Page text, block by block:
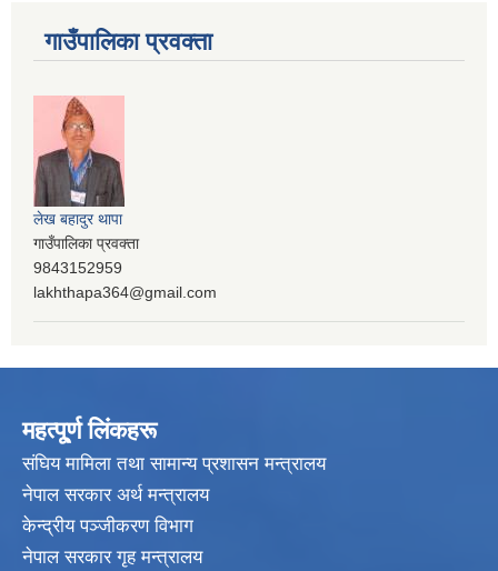
गाउँपालिका प्रवक्ता
लेख बहादुर थापा
गाउँपालिका प्रवक्ता
9843152959
lakhthapa364@gmail.com
महत्पू्र्ण लिंकहरू
संघिय मामिला तथा सामान्य प्रशासन मन्त्रालय
नेपाल सरकार अर्थ मन्त्रालय
केन्द्रीय पञ्जीकरण विभाग
नेपाल सरकार गृह मन्त्रालय